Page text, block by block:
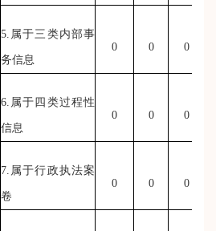
5.属于三类内部事
务信息
0 0 0
6.属于四类过程性
信息
0 0 0
7.属于行政执法案
卷
0 0 0